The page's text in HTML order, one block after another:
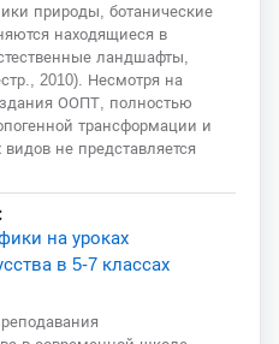
природы, ботанические
находящиеся в
ландшафты,
2010). Несмотря на
ООПТ, полностью
трансформации и
не представляется
на уроках
в 5-7 классах